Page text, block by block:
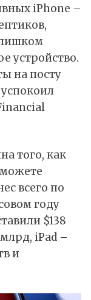
iPhone –
устройство.
на посту
того, как
всего по
году
$138
iPad –
и